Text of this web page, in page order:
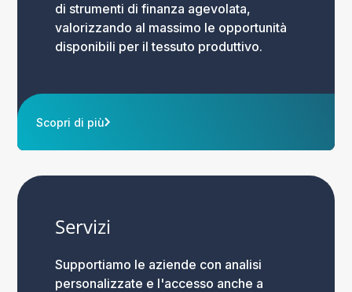
di strumenti di finanza agevolata,
valorizzando al massimo le opportunità
disponibili per il tessuto produttivo.
Scopri di più
Servizi
Supportiamo le aziende con analisi
personalizzate e l'accesso anche a